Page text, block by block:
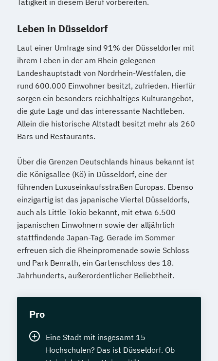
Tätigkeit in diesem Beruf vorbereiten.
Leben in Düsseldorf
Laut einer Umfrage sind 91% der Düsseldorfer mit
ihrem Leben in der am Rhein gelegenen
Landeshauptstadt von Nordrhein-Westfalen, die
rund 600.000 Einwohner besitzt, zufrieden. Hierfür
sorgen ein besonders reichhaltiges Kulturangebot,
die gute Lage und das interessante Nachtleben.
Allein die historische Altstadt besitzt mehr als 260
Bars und Restaurants.
Über die Grenzen Deutschlands hinaus bekannt ist
die Königsallee (Kö) in Düsseldorf, eine der
führenden Luxuseinkaufsstraßen Europas. Ebenso
einzigartig ist das japanische Viertel Düsseldorfs,
auch als Little Tokio bekannt, mit etwa 6.500
japanischen Einwohnern sowie der alljährlich
stattfindende Japan-Tag. Gerade im Sommer
erfreuen sich die Rheinpromenade sowie Schloss
und Park Benrath, ein Gartenschloss des 18.
Jahrhunderts, außerordentlicher Beliebtheit.
Pro
Eine Stadt mit insgesamt 15
Hochschulen? Das ist Düsseldorf. Ob